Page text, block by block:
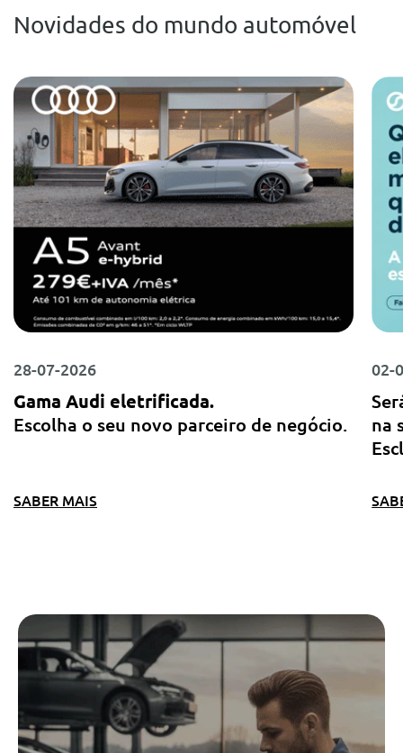
Novidades do mundo automóvel
28-07-2026
Gama Audi eletrificada.
Escolha o seu novo parceiro de negócio.
SABER MAIS
02-
na